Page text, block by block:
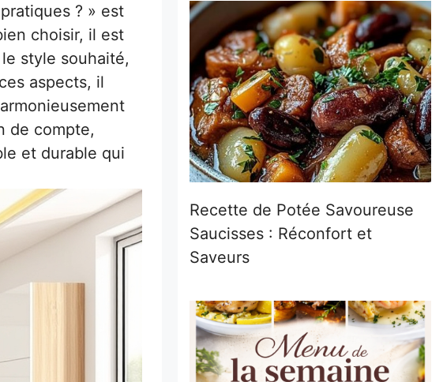
? » est
choisir, il est
style souhaité,
aspects, il
de compte,
et durable qui
Recette de Potée Savoureuse
Saucisses : Réconfort et
Saveurs